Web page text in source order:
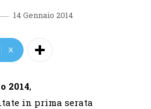
14 Gennaio 2014
X
2014,
in prima serata